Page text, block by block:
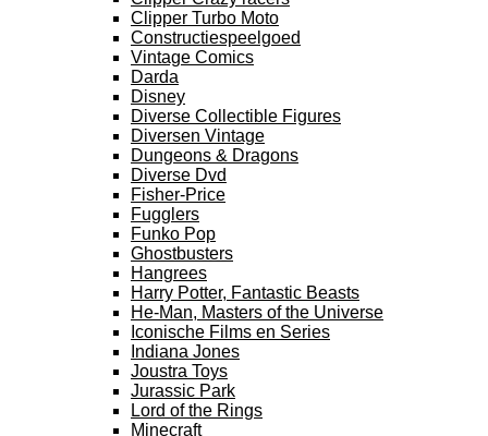
Clipper Turbo Moto
Constructiespeelgoed
Vintage Comics
Darda
Disney
Diverse Collectible Figures
Diversen Vintage
Dungeons & Dragons
Diverse Dvd
Fisher-Price
Fugglers
Funko Pop
Ghostbusters
Hangrees
Harry Potter, Fantastic Beasts
He-Man, Masters of the Universe
Iconische Films en Series
Indiana Jones
Joustra Toys
Jurassic Park
Lord of the Rings
Minecraft